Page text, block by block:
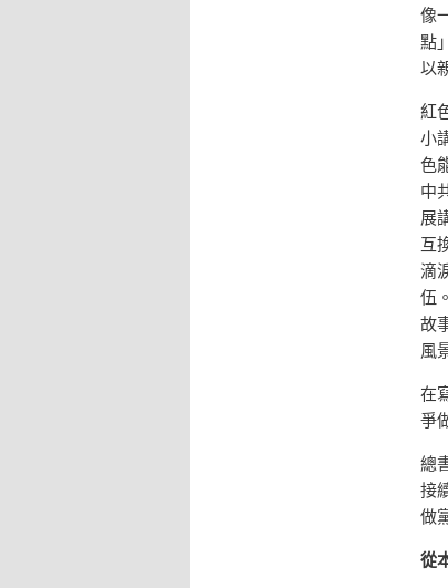
像
點
以
紅
小
色
中
展
互
滴
伍
故
風
在
爭
總
接
做
從